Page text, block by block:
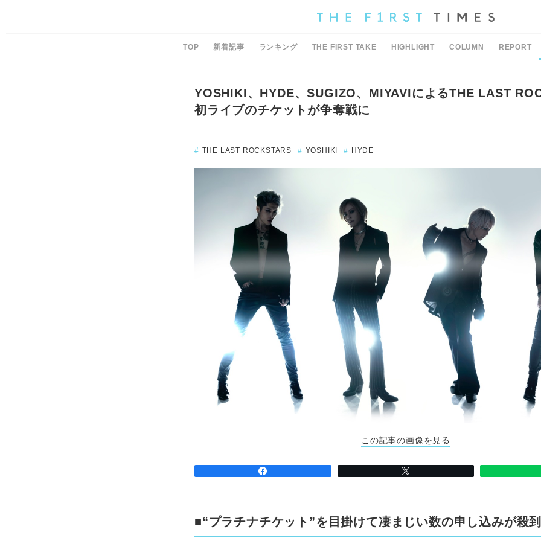
TOP 新着記事 ランキング THE FIRST TAKE HIGHLIGHT COLUMN REPORT
YOSHIKI、HYDE、SUGIZO、MIYAVIによるTHE LAST
初ライブのチケットが争奪戦に
THE LAST ROCKSTARS YOSHIKI HYDE
この記事の画像を見る
■“プラチナチケット”を目掛けて凄まじい数の申し込みが殺